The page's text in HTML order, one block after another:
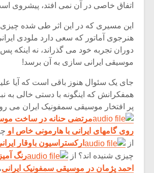
اتفاق خاصی در آن نمی افتد، پیشروی
این مسیری که در این اثر طی شده
هنرجوی آماتور که سعی دارد ملودی
دوران تجربه خود می گذراند، نه اینکه
موسیقی ایرانی سازی به آن برسد!
جای یک سئوال هنوز باقی است که آیا
همفکرانش که اینگونه با دستی خالی به
پر افتخار موسیقی سمفونیک ایران می
مرتضی حنانه در ساخت
روی گامهای ایرانی با هارمونی خاص او
از
ارکستراسیون باوقار
چیزی شنیده اند؟ از
رنگ
احمد پژمان در موسیقی سمفونیک ایرانی